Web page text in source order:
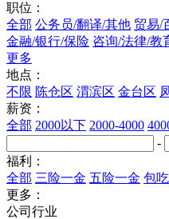
职位：
全部 公务员/翻译/其他 贸易/
金融/银行/保险 咨询/法律/教
更多
地点：
不限 陈仓区 渭滨区 金台区
薪资：
全部 2000以下 2000-4000
-
福利：
全部 三险一金 五险一金 包
更多：
公司行业